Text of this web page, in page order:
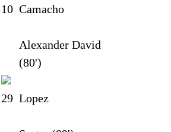
10 Camacho
Alexander David
(80')
29 Lopez